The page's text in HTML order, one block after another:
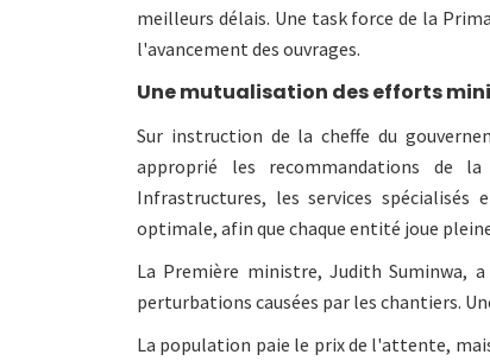
meilleurs délais. Une task force de la
l'avancement des ouvrages.
Une mutualisation des efforts
Sur instruction de la cheffe du
approprié les recommandations de
Infrastructures, les services
optimale, afin que chaque entité joue
La Première ministre, Judith Suminwa,
perturbations causées par les chantiers.
La population paie le prix de l'attente,